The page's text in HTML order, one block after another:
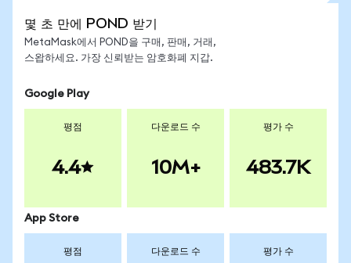
몇 초 만에 POND 받기
MetaMask에서 POND을 구매, 판매, 거래,
스왑하세요. 가장 신뢰받는 암호화폐 지갑.
Google Play
평점
4.4
다운로드 수
10M+
평가 수
483.7K
App Store
평점 다운로드 수 평가 수